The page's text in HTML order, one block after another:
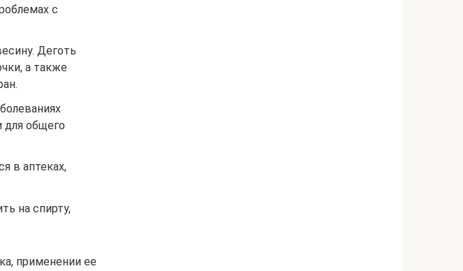
с
Деготь
а также
для общего
в аптеках,
на спирту,
применении ее